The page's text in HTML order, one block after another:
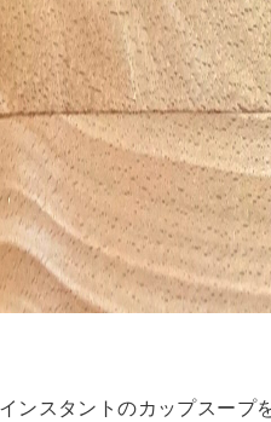
ンスタントのカップスープ